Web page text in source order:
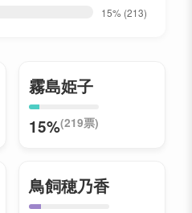
15% (213)
霧島姫子
15%(219票)
鳥飼穂乃香